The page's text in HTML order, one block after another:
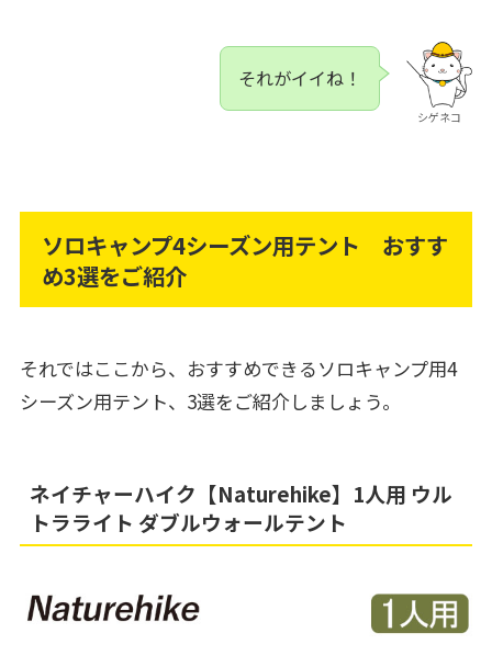
シゲネコ
それがイイね！
ソロキャンプ4シーズン用テント おすす
め3選をご紹介
それではここから、おすすめできるソロキャンプ用4
シーズン用テント、3選をご紹介しましょう。
ネイチャーハイク【Naturehike】1人用 ウル
トラライト ダブルウォールテント